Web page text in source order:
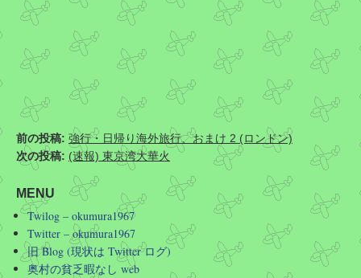
前の投稿: 強行・日帰り海外旅行、おまけ 2 (ロンドン)
次の投稿: (速報) 東京湾大華火
MENU
Twilog – okumura1967
Twitter – okumura1967
旧 Blog (現状は Twitter ログ)
奥村の貧乏暇なし web